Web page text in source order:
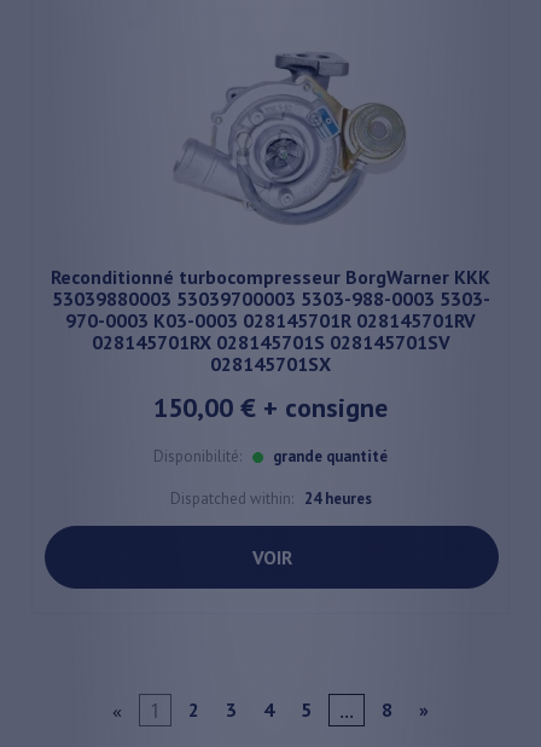
Reconditionné turbocompresseur BorgWarner KKK
53039880003 53039700003 5303-988-0003 5303-
970-0003 K03-0003 028145701R 028145701RV
028145701RX 028145701S 028145701SV
028145701SX
150,00 € + consigne
Disponibilité: grande quantité
Dispatched within: 24 heures
VOIR
« 1 2 3 4 5 ... 8 »